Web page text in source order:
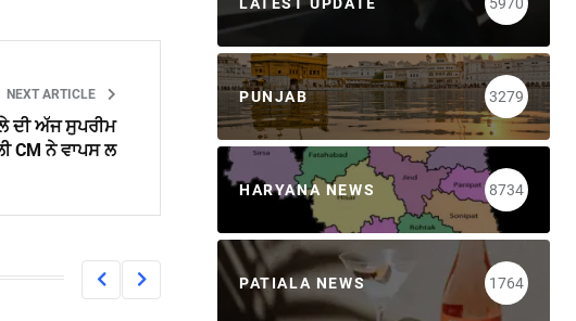
NEXT ARTICLE
ਦੀ ਅੱਜ ਸੁਪਰੀਮ
CM ਨੇ ਵਾਪਸ ਲ
PUNJAB 3279
HARYANA NEWS 8734
PATIALA NEWS 1764